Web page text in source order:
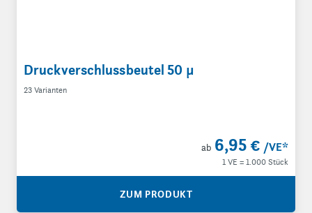
Druckverschlussbeutel 50 µ
23 Varianten
ab 6,95 € /VE*
1 VE = 1.000 Stück
ZUM PRODUKT